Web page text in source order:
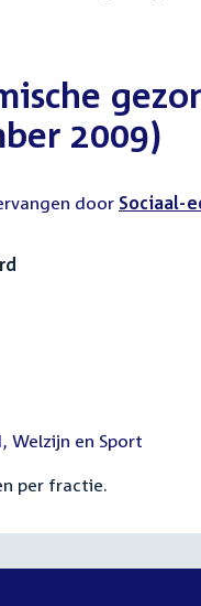
2009)
door Sociaal-
Welzijn en Sport
per fractie.